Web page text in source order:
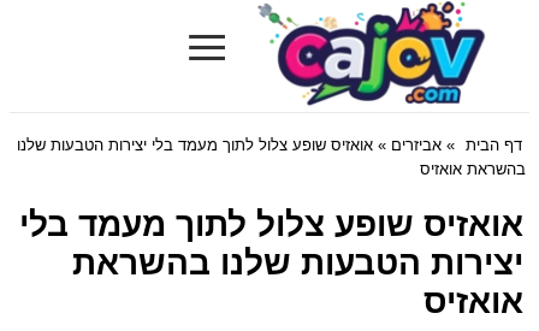
Cajov.com
≡
דף הבית » אביזרים » אואזיס שופע צלול לתוך מעמד בלי יצירות הטבעות שלנו
בהשראת אואזיס
אואזיס שופע צלול לתוך מעמד בלי
יצירות הטבעות שלנו בהשראת
אואזיס